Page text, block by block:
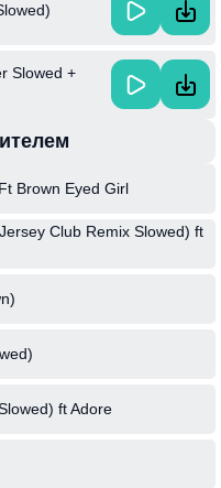
Slowed +
Brown Eyed Girl
Club Remix Slowed) ft
ft Adore